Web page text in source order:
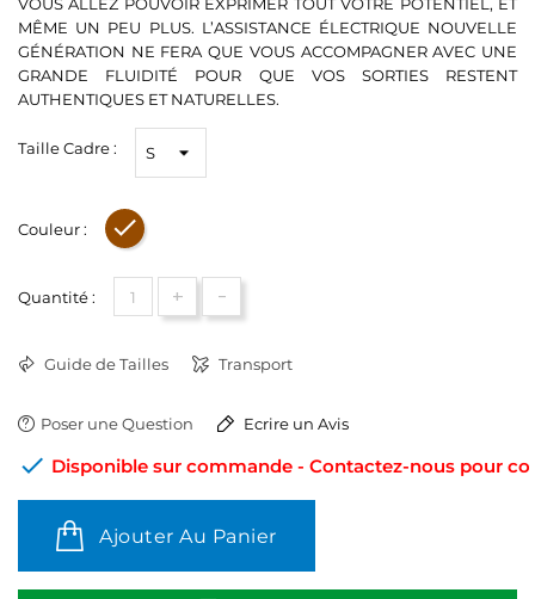
MÊME UN PEU PLUS. L’ASSISTANCE ÉLECTRIQUE NOUVELLE
GÉNÉRATION NE FERA QUE VOUS ACCOMPAGNER AVEC UNE
GRANDE FLUIDITÉ POUR QUE VOS SORTIES RESTENT
AUTHENTIQUES ET NATURELLES.
Taille Cadre :
Couleur : Marron
Quantité : + -
Guide de Tailles Transport
Poser une Question Ecrire un Avis
 Disponible sur commande - Contactez-nous pour
Ajouter Au Panier